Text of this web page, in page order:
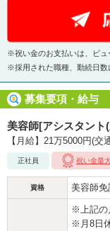
※祝い金のお支払いは、ビュ
※採用された職種、勤続日数
募集要項・給与
美容師[アシスタント
【月給】21万5000円(
正社員 祝い金最
資格 美容師
※上記の
※月8日